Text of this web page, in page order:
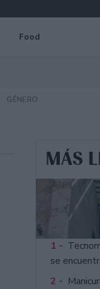
Food
GÉNERO
MÁS
1 -
se
2 -